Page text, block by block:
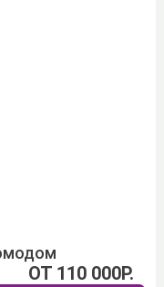
ОТ 110 000Р.